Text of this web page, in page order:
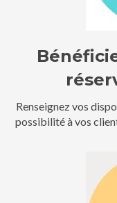
Renseignez vos
possibilité à vos